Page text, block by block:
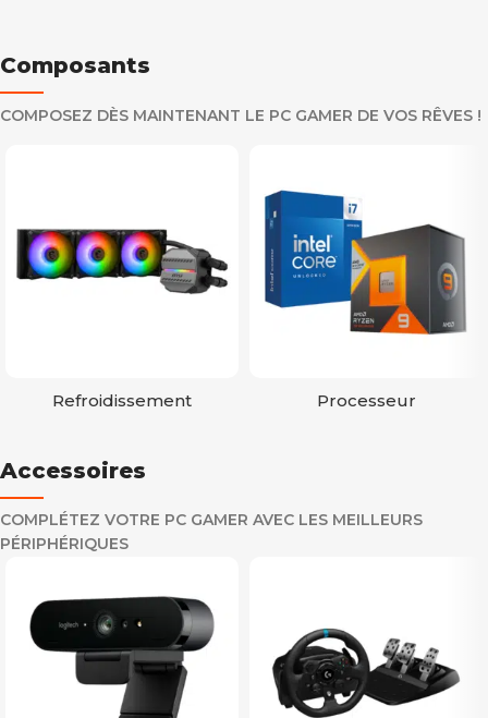
Composants
COMPOSEZ DÈS MAINTENANT LE PC GAMER DE VOS RÊVES !
Refroidissement Processeur
Accessoires
COMPLÉTEZ VOTRE PC GAMER AVEC LES MEILLEURS
PÉRIPHÉRIQUES